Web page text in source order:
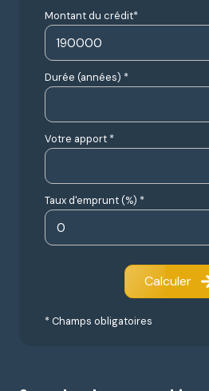
Montant du crédit*
Durée (années) *
Votre apport *
Taux d'emprunt (%) *
Calculer
* Champs obligatoires